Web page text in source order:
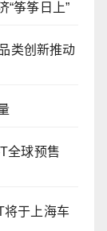
“筝筝日上”
类创新推动
全球预售
将于上海车